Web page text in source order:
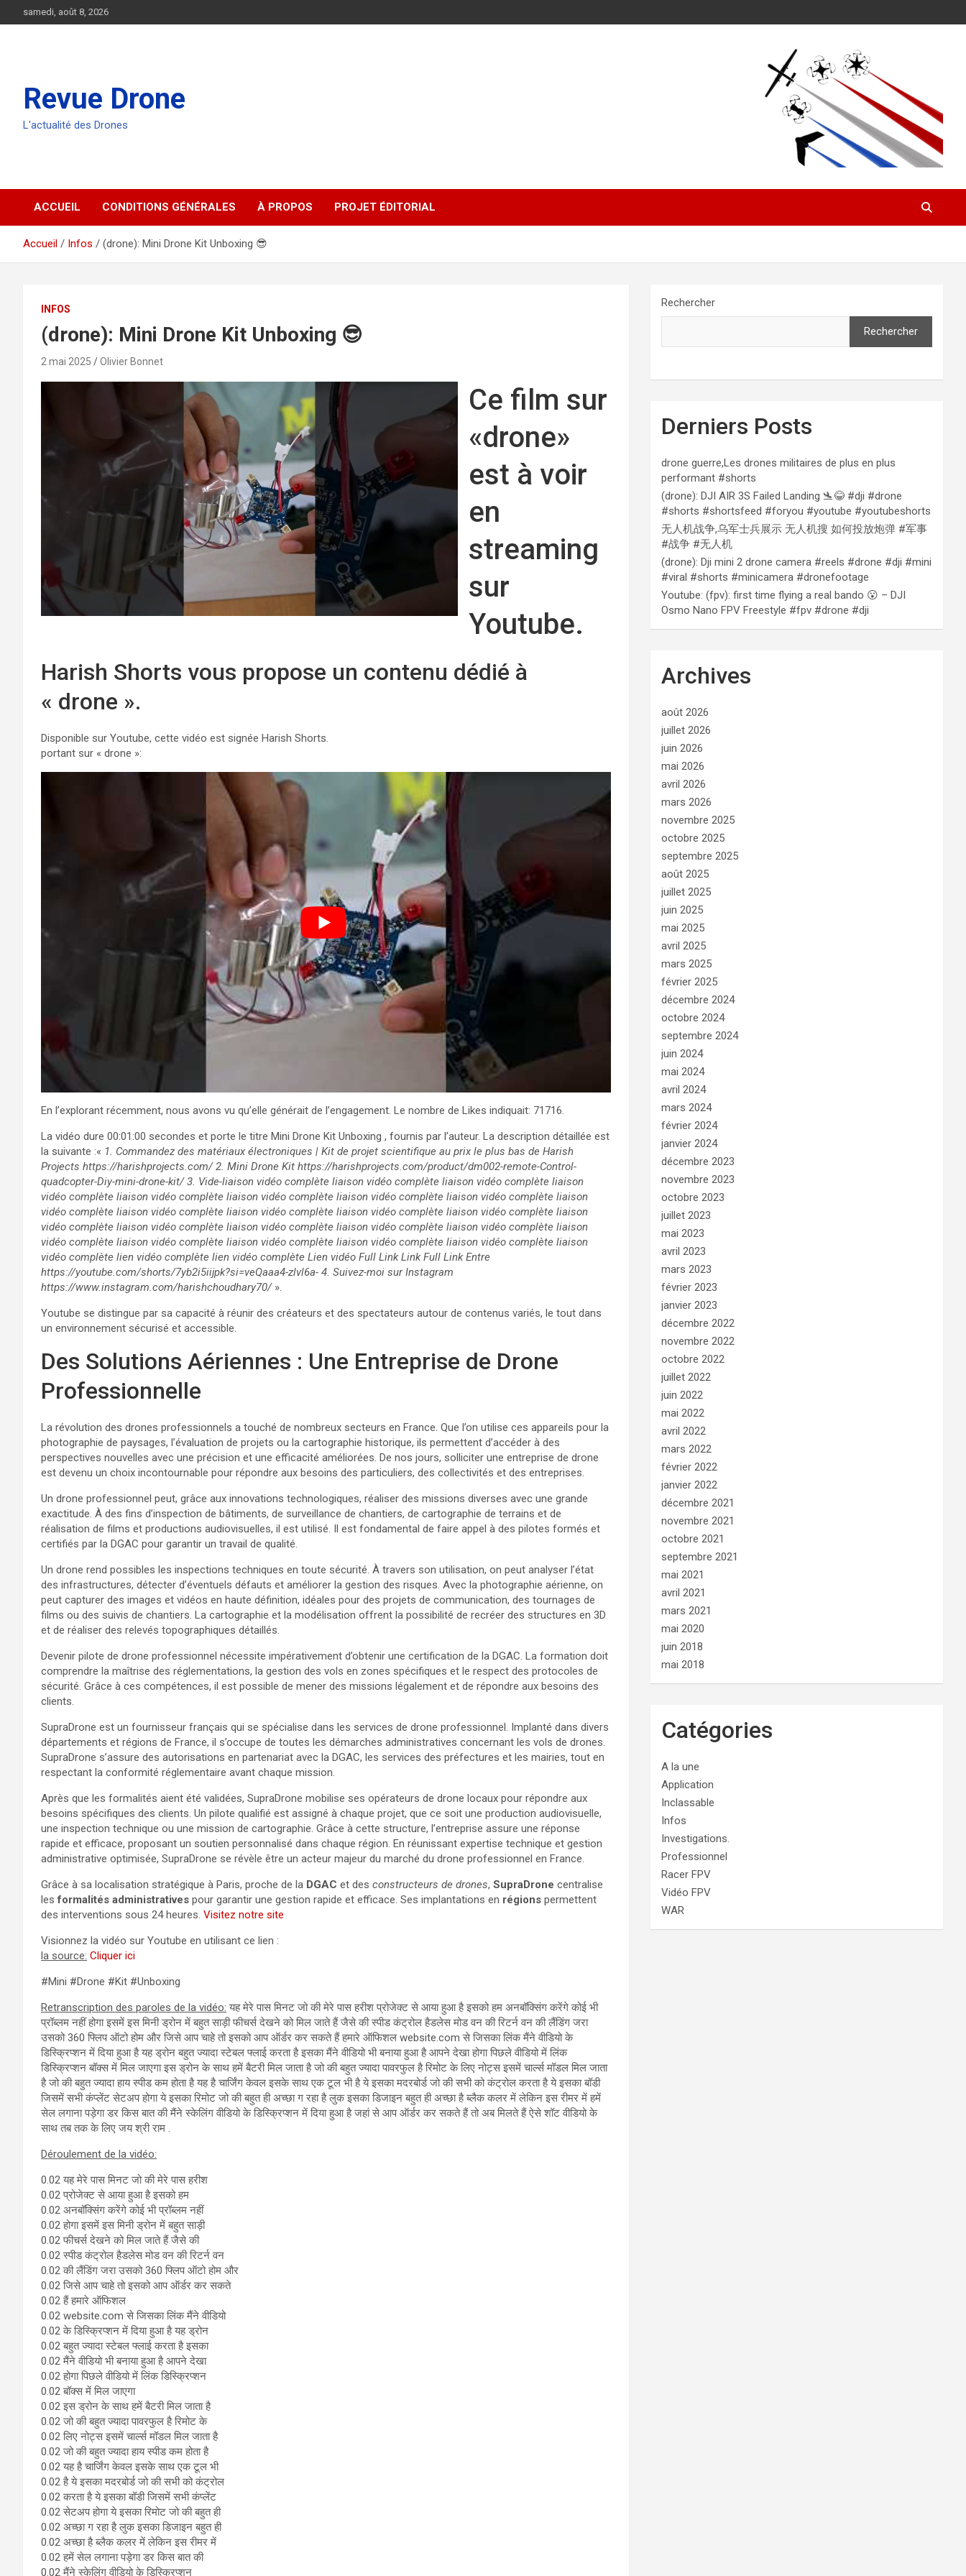
au
samedi, août 8, 2026
Revue Drone
L'actualité des Drones
ACCUEIL CONDITIONS GÉNÉRALES À PROPOS PROJET ÉDITORIAL
Accueil Infos (drone): Mini Drone Kit Unboxing 😎
INFOS
(drone): Mini Drone Kit Unboxing 😎
2 mai 2025 Olivier Bonnet
Ce film sur
«drone»
est à voir
en
streaming
sur
Youtube.
Harish Shorts vous propose un contenu dédié à
« drone ».
Disponible sur Youtube, cette vidéo est signée Harish Shorts.
portant sur « drone »:
En l’explorant récemment, nous avons vu qu’elle générait de l’engagement. Le nombre de Likes indiquait: 71716.
La vidéo dure 00:01:00 secondes et porte le titre Mini Drone Kit Unboxing , fournis par l’auteur. La description détaillée est
la suivante :« 1. Commandez des matériaux électroniques | Kit de projet scientifique au prix le plus bas de Harish
Projects https://harishprojects.com/ 2. Mini Drone Kit https://harishprojects.com/product/dm002-remote-Control-
quadcopter-Diy-mini-drone-kit/ 3. Vide-liaison vidéo complète liaison vidéo complète liaison vidéo complète liaison
vidéo complète liaison vidéo complète liaison vidéo complète liaison vidéo complète liaison vidéo complète liaison
vidéo complète liaison vidéo complète liaison vidéo complète liaison vidéo complète liaison vidéo complète liaison
vidéo complète liaison vidéo complète liaison vidéo complète liaison vidéo complète liaison vidéo complète liaison
vidéo complète liaison vidéo complète liaison vidéo complète liaison vidéo complète liaison vidéo complète liaison
vidéo complète lien vidéo complète lien vidéo complète Lien vidéo Full Link Link Full Link Entre
https://youtube.com/shorts/7yb2i5iijpk?si=veQaaa4-zlvl6a- 4. Suivez-moi sur Instagram
https://www.instagram.com/harishchoudhary70/ ».
Youtube se distingue par sa capacité à réunir des créateurs et des spectateurs autour de contenus variés, le tout dans
un environnement sécurisé et accessible.
Des Solutions Aériennes : Une Entreprise de Drone
Professionnelle
La révolution des drones professionnels a touché de nombreux secteurs en France. Que l’on utilise ces appareils pour la
photographie de paysages, l’évaluation de projets ou la cartographie historique, ils permettent d’accéder à des
perspectives nouvelles avec une précision et une efficacité améliorées. De nos jours, solliciter une entreprise de drone
est devenu un choix incontournable pour répondre aux besoins des particuliers, des collectivités et des entreprises.
Un drone professionnel peut, grâce aux innovations technologiques, réaliser des missions diverses avec une grande
exactitude. À des fins d’inspection de bâtiments, de surveillance de chantiers, de cartographie de terrains et de
réalisation de films et productions audiovisuelles, il est utilisé. Il est fondamental de faire appel à des pilotes formés et
certifiés par la DGAC pour garantir un travail de qualité.
Un drone rend possibles les inspections techniques en toute sécurité. À travers son utilisation, on peut analyser l’état
des infrastructures, détecter d’éventuels défauts et améliorer la gestion des risques. Avec la photographie aérienne, on
peut capturer des images et vidéos en haute définition, idéales pour des projets de communication, des tournages de
films ou des suivis de chantiers. La cartographie et la modélisation offrent la possibilité de recréer des structures en 3D
et de réaliser des relevés topographiques détaillés.
Devenir pilote de drone professionnel nécessite impérativement d’obtenir une certification de la DGAC. La formation doit
comprendre la maîtrise des réglementations, la gestion des vols en zones spécifiques et le respect des protocoles de
sécurité. Grâce à ces compétences, il est possible de mener des missions légalement et de répondre aux besoins des
clients.
SupraDrone est un fournisseur français qui se spécialise dans les services de drone professionnel. Implanté dans divers
départements et régions de France, il s’occupe de toutes les démarches administratives concernant les vols de drones.
SupraDrone s’assure des autorisations en partenariat avec la DGAC, les services des préfectures et les mairies, tout en
respectant la conformité réglementaire avant chaque mission.
Après que les formalités aient été validées, SupraDrone mobilise ses opérateurs de drone locaux pour répondre aux
besoins spécifiques des clients. Un pilote qualifié est assigné à chaque projet, que ce soit une production audiovisuelle,
une inspection technique ou une mission de cartographie. Grâce à cette structure, l’entreprise assure une réponse
rapide et efficace, proposant un soutien personnalisé dans chaque région. En réunissant expertise technique et gestion
administrative optimisée, SupraDrone se révèle être un acteur majeur du marché du drone professionnel en France.
Grâce à sa localisation stratégique à Paris, proche de la DGAC et des constructeurs de drones, SupraDrone centralise
lesformalités administratives pour garantir une gestion rapide et efficace. Ses implantations en régions permettent
des interventions sous 24 heures. Visitez notre site
Visionnez la vidéo sur Youtube en utilisant ce lien :
la source: Cliquer ici
#Mini #Drone #Kit #Unboxing
Retranscription des paroles de la vidéo: यह मेरे पास मिनट जो की मेरे पास हरीश प्रोजेक्ट से आया हुआ है इसको हम अनबॉक्सिंग करेंगे कोई भी
प्रॉब्लम नहीं होगा इसमें इस मिनी ड्रोन में बहुत साड़ी फीचर्स देखने को मिल जाते हैं जैसे की स्पीड कंट्रोल हैडलेस मोड वन की रिटर्न वन की लैंडिंग जरा
उसको 360 फ्लिप ऑटो होम और जिसे आप चाहे तो इसको आप ऑर्डर कर सकते हैं हमारे ऑफिशल website.com से जिसका लिंक मैंने वीडियो के
डिस्क्रिप्शन में दिया हुआ है यह ड्रोन बहुत ज्यादा स्टेबल फ्लाई करता है इसका मैंने वीडियो भी बनाया हुआ है आपने देखा होगा पिछले वीडियो में लिंक
डिस्क्रिप्शन बॉक्स में मिल जाएगा इस ड्रोन के साथ हमें बैटरी मिल जाता है जो की बहुत ज्यादा पावरफुल है रिमोट के लिए नोट्स इसमें चार्ल्स मॉडल मिल जाता
है जो की बहुत ज्यादा हाय स्पीड कम होता है यह है चार्जिंग केवल इसके साथ एक टूल भी है ये इसका मदरबोर्ड जो की सभी को कंट्रोल करता है ये इसका बॉडी
जिसमें सभी कंप्लेंट सेटअप होगा ये इसका रिमोट जो की बहुत ही अच्छा ग रहा है लुक इसका डिजाइन बहुत ही अच्छा है ब्लैक कलर में लेकिन इस रीमर में हमें
सेल लगाना पड़ेगा डर किस बात की मैंने स्केलिंग वीडियो के डिस्क्रिप्शन में दिया हुआ है जहां से आप ऑर्डर कर सकते हैं तो अब मिलते हैं ऐसे शॉट वीडियो के
साथ तब तक के लिए जय श्री राम .
Déroulement de la vidéo:
0.02 यह मेरे पास मिनट जो की मेरे पास हरीश
0.02 प्रोजेक्ट से आया हुआ है इसको हम
0.02 अनबॉक्सिंग करेंगे कोई भी प्रॉब्लम नहीं
0.02 होगा इसमें इस मिनी ड्रोन में बहुत साड़ी
0.02 फीचर्स देखने को मिल जाते हैं जैसे की
0.02 स्पीड कंट्रोल हैडलेस मोड वन की रिटर्न वन
0.02 की लैंडिंग जरा उसको 360 फ्लिप ऑटो होम और
0.02 जिसे आप चाहे तो इसको आप ऑर्डर कर सकते
0.02 हैं हमारे ऑफिशल
0.02 website.com से जिसका लिंक मैंने वीडियो
0.02 के डिस्क्रिप्शन में दिया हुआ है यह ड्रोन
0.02 बहुत ज्यादा स्टेबल फ्लाई करता है इसका
0.02 मैंने वीडियो भी बनाया हुआ है आपने देखा
0.02 होगा पिछले वीडियो में लिंक डिस्क्रिप्शन
0.02 बॉक्स में मिल जाएगा
0.02 इस ड्रोन के साथ हमें बैटरी मिल जाता है
0.02 जो की बहुत ज्यादा पावरफुल है रिमोट के
0.02 लिए नोट्स इसमें चार्ल्स मॉडल मिल जाता है
0.02 जो की बहुत ज्यादा हाय स्पीड कम होता है
0.02 यह है चार्जिंग केवल इसके साथ एक टूल भी
0.02 है ये इसका मदरबोर्ड जो की सभी को कंट्रोल
0.02 करता है ये इसका बॉडी जिसमें सभी कंप्लेंट
0.02 सेटअप होगा ये इसका रिमोट जो की बहुत ही
0.02 अच्छा ग रहा है लुक इसका डिजाइन बहुत ही
0.02 अच्छा है ब्लैक कलर में लेकिन इस रीमर में
0.02 हमें सेल लगाना पड़ेगा डर किस बात की
0.02 मैंने स्केलिंग वीडियो के डिस्क्रिप्शन
Rechercher
Rechercher
Derniers Posts
drone guerre,Les drones militaires de plus en plus
performant #shorts
(drone): DJI AIR 3S Failed Landing 🛬😂 #dji #drone
#shorts #shortsfeed #foryou #youtube #youtubeshorts
无人机战争,乌军士兵展示 无人机搜 如何投放炮弹 #军事
#战争 #无人机
(drone): Dji mini 2 drone camera #reels #drone #dji #mini
#viral #shorts #minicamera #dronefootage
Youtube: (fpv): first time flying a real bando 😮 – DJI
Osmo Nano FPV Freestyle #fpv #drone #dji
Archives
août 2026
juillet 2026
juin 2026
mai 2026
avril 2026
mars 2026
novembre 2025
octobre 2025
septembre 2025
août 2025
juillet 2025
juin 2025
mai 2025
avril 2025
mars 2025
février 2025
décembre 2024
octobre 2024
septembre 2024
juin 2024
mai 2024
avril 2024
mars 2024
février 2024
janvier 2024
décembre 2023
novembre 2023
octobre 2023
juillet 2023
mai 2023
avril 2023
mars 2023
février 2023
janvier 2023
décembre 2022
novembre 2022
octobre 2022
juillet 2022
juin 2022
mai 2022
avril 2022
mars 2022
février 2022
janvier 2022
décembre 2021
novembre 2021
octobre 2021
septembre 2021
mai 2021
avril 2021
mars 2021
mai 2020
juin 2018
mai 2018
Catégories
A la une
Application
Inclassable
Infos
Investigations.
Professionnel
Racer FPV
Vidéo FPV
WAR